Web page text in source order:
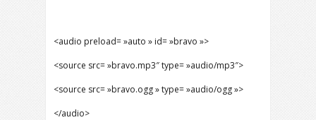
<audio preload= »auto » id= »bravo »>
<source src= »bravo.mp3″ type= »audio/mp3″>
<source src= »bravo.ogg » type= »audio/ogg »>
</audio>